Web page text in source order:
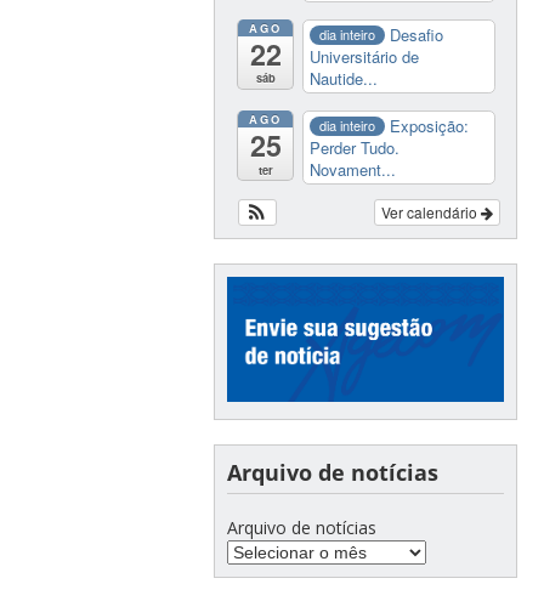
AGO
22
sáb
dia inteiro
Desafio
Universitário de
Nautide...
AGO
25
ter
dia inteiro
Exposição:
Perder Tudo.
Novament...
Ver calendário
Arquivo de notícias
Arquivo de notícias